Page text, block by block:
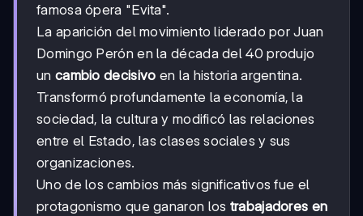
famosa ópera "Evita".
La aparición del movimiento liderado por Juan
Domingo Perón en la década del 40 produjo
un cambio decisivo en la historia argentina.
Transformó profundamente la economía, la
sociedad, la cultura y modificó las relaciones
entre el Estado, las clases sociales y sus
organizaciones.
Uno de los cambios más significativos fue el
protagonismo que ganaron los trabajadores en